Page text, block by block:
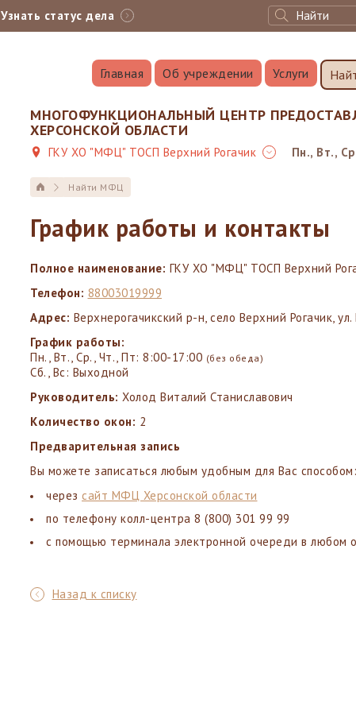
Узнать статус дела
Главная Об учреждении Услуги
МНОГОФУНКЦИОНАЛЬНЫЙ ЦЕНТР
ХЕРСОНСКОЙ ОБЛАСТИ
ГКУ ХО "МФЦ" ТОСП Верхний Рогачик Пн., Вт.,
Найти МФЦ
График работы и контакты
Полное наименование: ГКУ ХО "МФЦ" ТОСП Верхний
Телефон: 88003019999
Адрес: Верхнерогачикский р-н, село Верхний Рогачик,
График работы:
Пн., Вт., Ср., Чт., Пт: 8:00-17:00 (без обеда)
Сб., Вс: Выходной
Руководитель: Холод Виталий Станиславович
Количество окон: 2
Предварительная запись
Вы можете записаться любым удобным для Вас способом:
через сайт МФЦ Херсонской области
по телефону колл-центра 8 (800) 301 99 99
с помощью терминала электронной очереди в любом
Назад к списку